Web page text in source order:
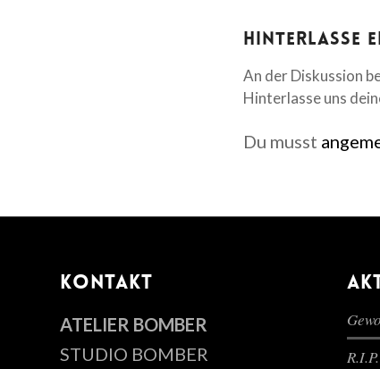
Hinterlasse
An der Diskussion
Hinterlasse uns
Du musst
KONTAKT
ATELIER BOMBER
STUDIO BOMBER